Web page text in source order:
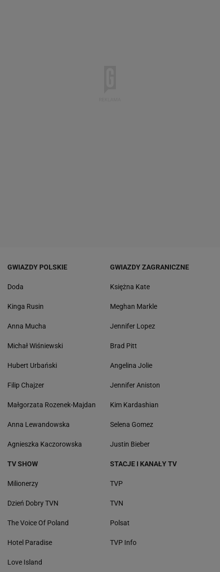
GWIAZDY POLSKIE
Doda
Kinga Rusin
Anna Mucha
Michał Wiśniewski
Hubert Urbański
Filip Chajzer
Małgorzata Rozenek-Majdan
Anna Lewandowska
Agnieszka Kaczorowska
GWIAZDY ZAGRANICZNE
Księżna Kate
Meghan Markle
Jennifer Lopez
Brad Pitt
Angelina Jolie
Jennifer Aniston
Kim Kardashian
Selena Gomez
Justin Bieber
TV SHOW
Milionerzy
Dzień Dobry TVN
The Voice Of Poland
Hotel Paradise
Love Island
STACJE I KANAŁY TV
TVP
TVN
Polsat
TVP Info